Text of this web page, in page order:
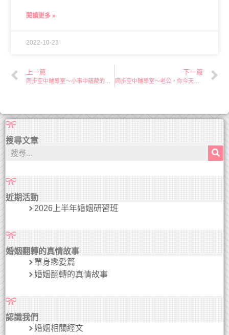
閱讀更多 »
2022-10-23
上一篇 下一篇
同步空中輔導室～老公，你今天沒靈修
搜尋文章
近期活動
2026上半年婚姻研習班
婚姻翻轉的真情故事
單身戀愛篇
婚姻翻轉的真情故事
認識我們
婚姻相關經文